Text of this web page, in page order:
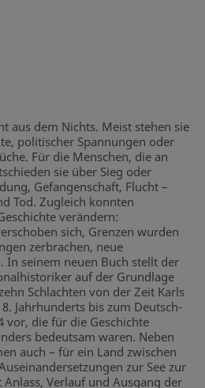
aus dem Nichts. Meist stehen sie
politischer Spannungen oder
Für die Menschen, die an
sie über Sieg oder
Gefangenschaft, Flucht –
Tod. Zugleich konnten
verändern:
sich, Grenzen wurden
zerbrachen, neue
In seinem neuen Buch stellt der
auf der Grundlage
Schlachten von der Zeit Karls
Jahrhunderts bis zum Deutsch-
vor, die für die Geschichte
bedeutsam waren. Neben
auch – für ein Land zwischen
zur See zur
Anlass, Verlauf und Ausgang der